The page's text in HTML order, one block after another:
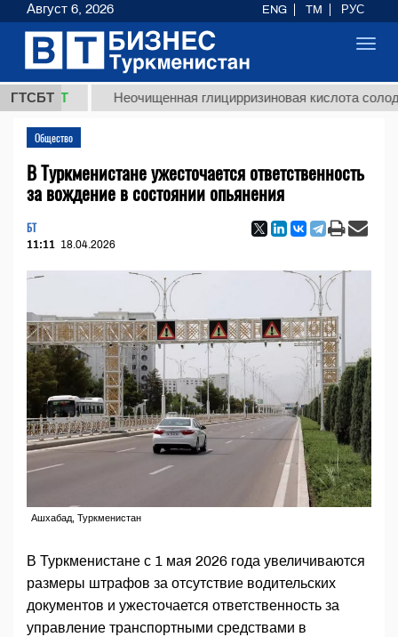
ГТСБТ Неочищенная глицирризиновая кислота солодкового
Общество
В Туркменистане ужесточается ответственность
за вождение в состоянии опьянения
БТ
11:11 18.04.2026
Ашхабад, Туркменистан
В Туркменистане с 1 мая 2026 года увеличиваются
размеры штрафов за отсутствие водительских
документов и ужесточается ответственность за
управление транспортными средствами в
Август 6, 2026 ENG TM РУС